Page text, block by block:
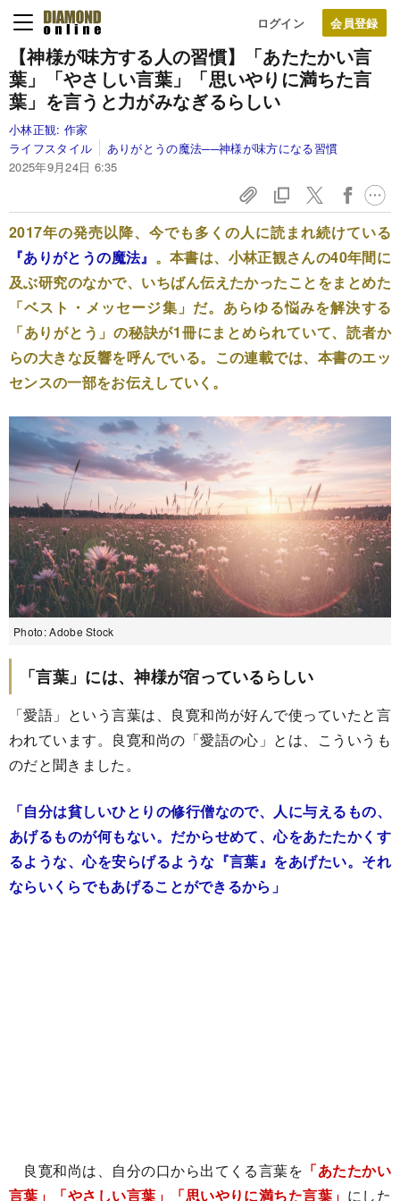
ログイン
【神様が味方する人の習慣】「あたたかい言
葉」「やさしい言葉」「思いやりに満ちた言
葉」を言うと力がみなぎるらしい
小林正観: 作家
ライフスタイル
ありがとうの魔法──神様が味方になる習慣
2025年9月24日 6:35
2017年の発売以降、今でも多くの人に読まれ続けている
『ありがとうの魔法』 。本書は、小林正観さんの40年間に
及ぶ研究のなかで、いちばん伝えたかったことをまとめた
「ベスト・メッセージ集」だ。あらゆる悩みを解決する
「ありがとう」の秘訣が1冊にまとめられていて、読者か
らの大きな反響を呼んでいる。この連載では、本書のエッ
センスの一部をお伝えしていく。
Photo: Adobe Stock
「言葉」には、神様が宿っているらしい
「愛語」という言葉は、良寛和尚が好んで使っていたと言
われています。良寛和尚の「愛語の心」とは、こういうも
のだと聞きました。
「自分は貧しいひとりの修行僧なので、人に与えるもの、
あげるものが何もない。だからせめて、心をあたたかくす
るような、心を安らげるような『言葉』をあげたい。それ
ならいくらでもあげることができるから」
良寛和尚は、自分の口から出てくる言葉を 「あたたかい
言葉」「やさしい言葉」「思いやりに満ちた言葉」 にした